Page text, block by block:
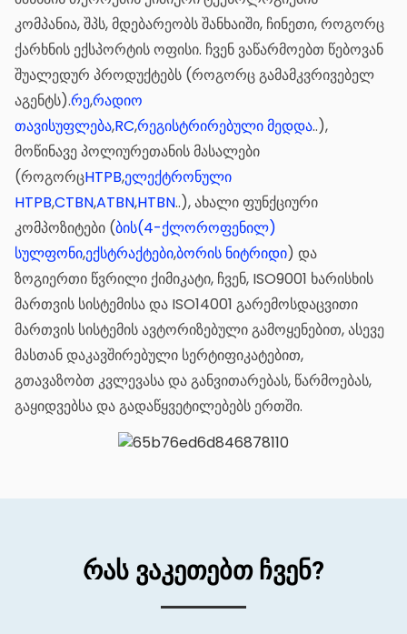
კომპანია, შპს, მდებარეობს შანხაიში, ჩინეთი, როგორც
ქარხნის ექსპორტის ოფისი. ჩვენ ვაწარმოებთ წებოვან
შუალედურ პროდუქტებს (როგორც გამამკვრივებელ
აგენტს).რე,რადიო
თავისუფლება,RC,რეგისტრირებული მედდა..),
მოწინავე პოლიურეთანის მასალები
(როგორცHTPB,ელექტრონული
HTPB,CTBN,ATBN,HTBN..), ახალი ფუნქციური
კომპოზიტები (ბის(4-ქლოროფენილ)
სულფონი,ექსტრაქტები,ბორის ნიტრიდი) და
ზოგიერთი წვრილი ქიმიკატი, ჩვენ, ISO9001 ხარისხის
მართვის სისტემისა და ISO14001 გარემოსდაცვითი
მართვის სისტემის ავტორიზებული გამოყენებით, ასევე
მასთან დაკავშირებული სერტიფიკატებით,
გთავაზობთ კვლევასა და განვითარებას, წარმოებას,
გაყიდვებსა და გადაწყვეტილებებს ერთში.
რას ვაკეთებთ ჩვენ?